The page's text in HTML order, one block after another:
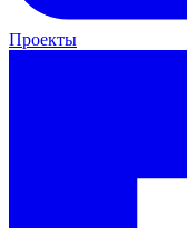
Проекты